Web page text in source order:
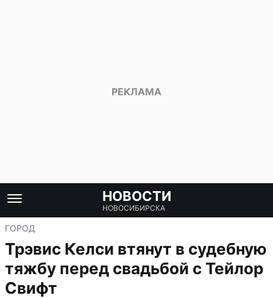
НОВОСТИ
НОВОСИБИРСКА
ГОРОД
Трэвис Келси втянут в судебную
тяжбу перед свадьбой с Тейлор
Свифт